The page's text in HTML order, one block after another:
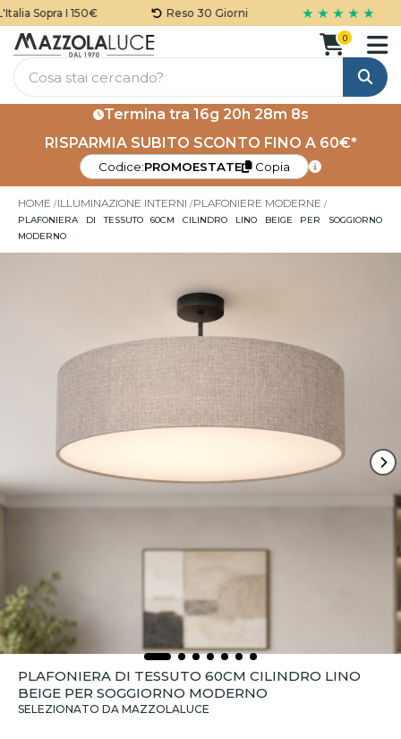
Sopra I 150€ Reso 30 Giorni ★ ★ ★ ★ ★
Cerca
0
Termina tra 16g 20h 28m 8s
RISPARMIA SUBITO SCONTO FINO A 60€*
Codice:PROMOESTATE Copia
HOME ILLUMINAZIONE INTERNI PLAFONIERE MODERNE
PLAFONIERA DI TESSUTO 60CM CILINDRO LINO BEIGE PER SOGGIORNO
MODERNO
PLAFONIERA DI TESSUTO 60CM CILINDRO LINO
BEIGE PER SOGGIORNO MODERNO
SELEZIONATO DA MAZZOLALUCE